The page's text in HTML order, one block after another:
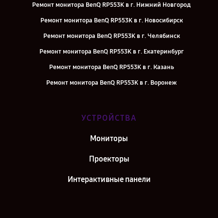
Ремонт монитора BenQ RP553K в г. Нижний Новгород
Ремонт монитора BenQ RP553K в г. Новосибирск
Ремонт монитора BenQ RP553K в г. Челябинск
Ремонт монитора BenQ RP553K в г. Екатеринбург
Ремонт монитора BenQ RP553K в г. Казань
Ремонт монитора BenQ RP553K в г. Воронеж
Ремонт монитора BenQ RP553K в г. Самара
Ремонт монитора BenQ RP553K в г. Москва
УСТРОЙСТВА
Мониторы
Проекторы
Интерактивные панели